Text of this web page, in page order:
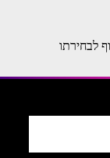
לבחירתו